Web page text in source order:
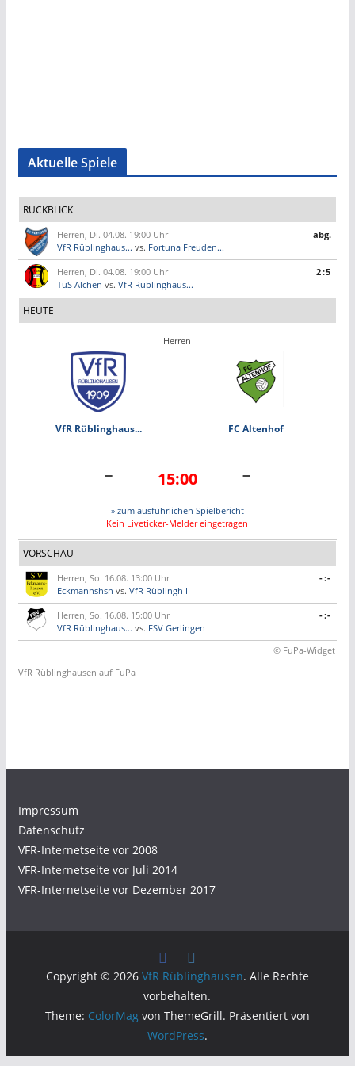
Aktuelle Spiele
RÜCKBLICK
Herren, Di. 04.08. 19:00 Uhr
VfR Rüblinghaus... vs. Fortuna Freuden...
abg.
Herren, Di. 04.08. 19:00 Uhr
TuS Alchen vs. VfR Rüblinghaus...
2:5
HEUTE
Herren
VfR Rüblinghaus... FC Altenhof
- 15:00 -
» zum ausführlichen Spielbericht
Kein Liveticker-Melder eingetragen
VORSCHAU
Herren, So. 16.08. 13:00 Uhr
Eckmannshsn vs. VfR Rüblingh II
-:-
Herren, So. 16.08. 15:00 Uhr
VfR Rüblinghaus... vs. FSV Gerlingen
-:-
© FuPa-Widget
VfR Rüblinghausen auf FuPa
Impressum
Datenschutz
VFR-Internetseite vor 2008
VFR-Internetseite vor Juli 2014
VFR-Internetseite vor Dezember 2017
Copyright © 2026 VfR Rüblinghausen. Alle Rechte
vorbehalten.
Theme: ColorMagvon ThemeGrill. Präsentiert von
WordPress.